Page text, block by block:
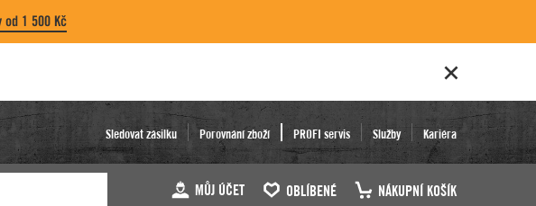
od 1 500 Kč
Sledovat zásilku Porovnání zboží PROFI servis Služby Kariéra
MŮJ ÚČET OBLÍBENÉ NÁKUPNÍ KOŠÍK